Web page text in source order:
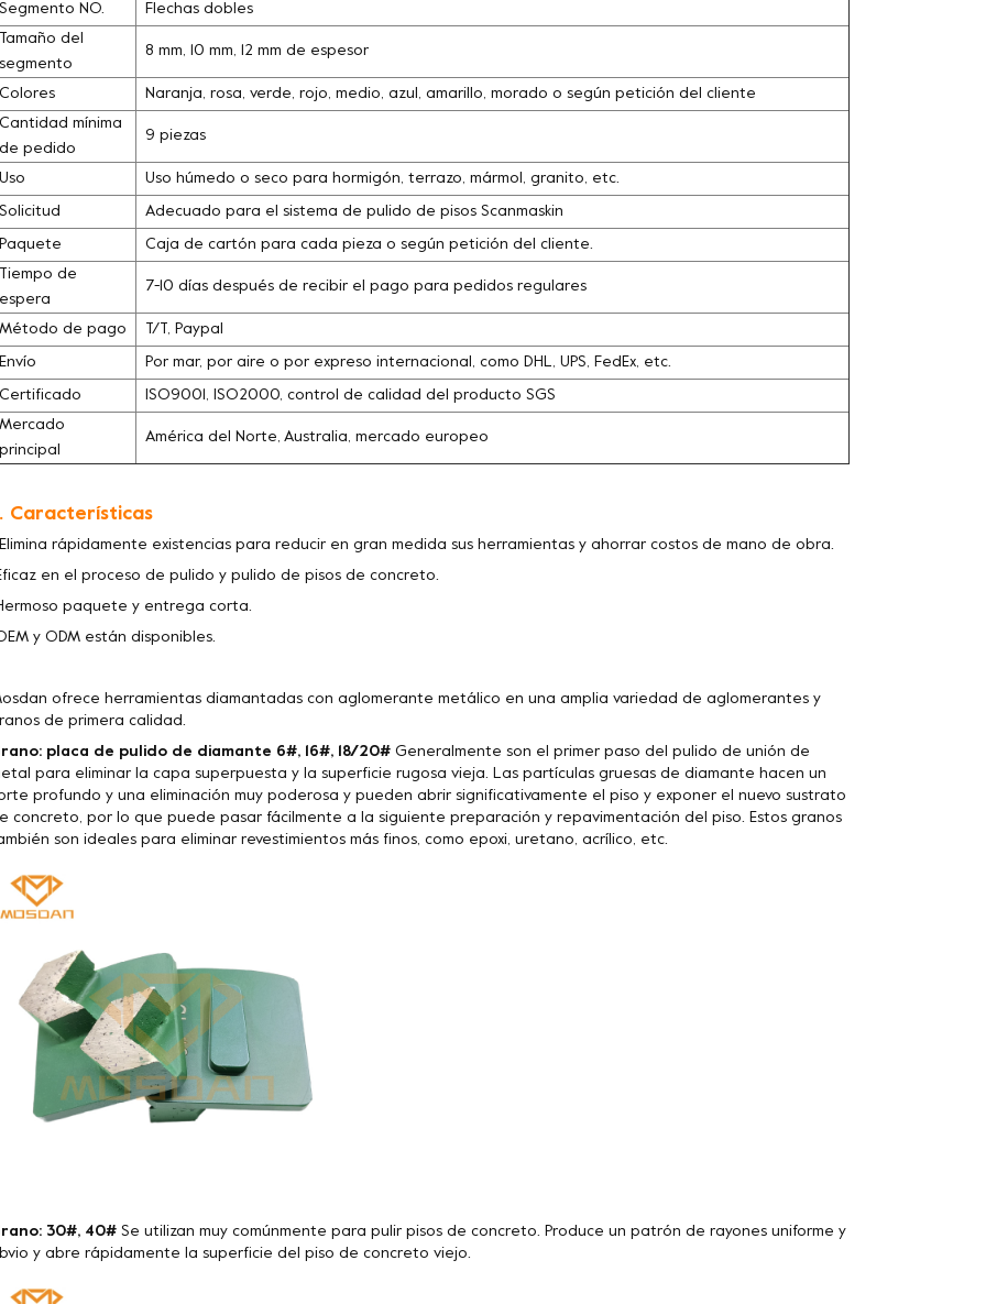
Segmento NO. Flechas dobles
Tamaño del
segmento
8 mm, 10 mm, 12 mm de espesor
Colores Naranja, rosa, verde, rojo, medio, azul, amarillo, morado o según petición del cliente
Cantidad mínima
de pedido
9 piezas
Uso Uso húmedo o seco para hormigón, terrazo, mármol, granito, etc.
Solicitud Adecuado para el sistema de pulido de pisos Scanmaskin
Paquete Caja de cartón para cada pieza o según petición del cliente.
Tiempo de
espera
7-10 días después de recibir el pago para pedidos regulares
Método de pago T/T, Paypal
Envío Por mar, por aire o por expreso internacional, como DHL, UPS, FedEx, etc.
Certificado ISO9001, ISO2000, control de calidad del producto SGS
Mercado
principal
América del Norte, Australia, mercado europeo
Características
rápidamente existencias para reducir en gran medida sus herramientas y ahorrar costos de mano de obra.
en el proceso de pulido y pulido de pisos de concreto.
paquete y entrega corta.
y ODM están disponibles.
ofrece herramientas diamantadas con aglomerante metálico en una amplia variedad de aglomerantes y
de primera calidad.
placa de pulido de diamante 6#, 16#, 18/20# Generalmente son el primer paso del pulido de unión de
para eliminar la capa superpuesta y la superficie rugosa vieja. Las partículas gruesas de diamante hacen un
profundo y una eliminación muy poderosa y pueden abrir significativamente el piso y exponer el nuevo sustrato
concreto, por lo que puede pasar fácilmente a la siguiente preparación y repavimentación del piso. Estos granos
son ideales para eliminar revestimientos más finos, como epoxi, uretano, acrílico, etc.
30#, 40# Se utilizan muy comúnmente para pulir pisos de concreto. Produce un patrón de rayones uniforme y
y abre rápidamente la superficie del piso de concreto viejo.